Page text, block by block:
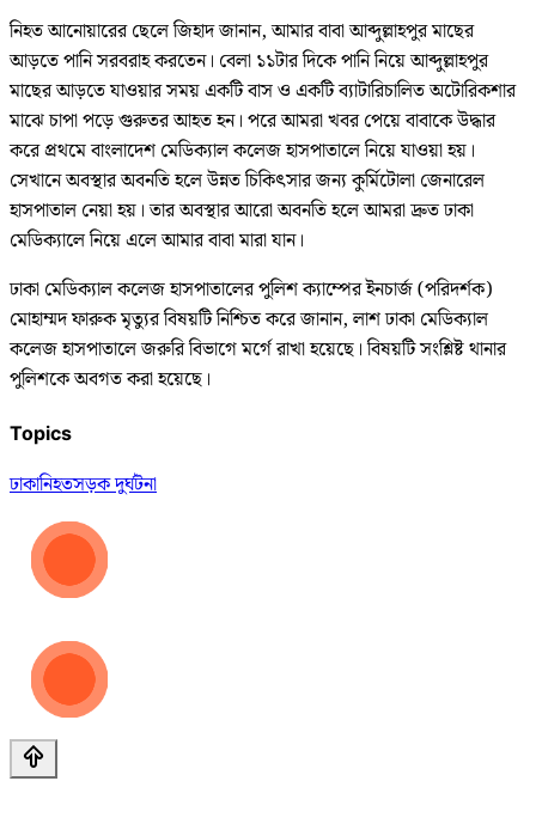
নিহত আনোয়ারের ছেলে জিহাদ জানান, আমার বাবা আব্দুল্লাহপুর মাছের
আড়তে পানি সরবরাহ করতেন। বেলা ১১টার দিকে পানি নিয়ে আব্দুল্লাহপুর
মাছের আড়তে যাওয়ার সময় একটি বাস ও একটি ব্যাটারিচালিত অটোরিকশার
মাঝে চাপা পড়ে গুরুতর আহত হন। পরে আমরা খবর পেয়ে বাবাকে উদ্ধার
করে প্রথমে বাংলাদেশ মেডিক্যাল কলেজ হাসপাতালে নিয়ে যাওয়া হয়।
সেখানে অবস্থার অবনতি হলে উন্নত চিকিৎসার জন্য কুর্মিটোলা জেনারেল
হাসপাতাল নেয়া হয়। তার অবস্থার আরো অবনতি হলে আমরা দ্রুত ঢাকা
মেডিক্যালে নিয়ে এলে আমার বাবা মারা যান।
ঢাকা মেডিক্যাল কলেজ হাসপাতালের পুলিশ ক্যাম্পের ইনচার্জ (পরিদর্শক)
মোহাম্মদ ফারুক মৃত্যুর বিষয়টি নিশ্চিত করে জানান, লাশ ঢাকা মেডিক্যাল
কলেজ হাসপাতালে জরুরি বিভাগে মর্গে রাখা হয়েছে। বিষয়টি সংশ্লিষ্ট থানার
পুলিশকে অবগত করা হয়েছে।
Topics
ঢাকানিহতসড়ক দুর্ঘটনা